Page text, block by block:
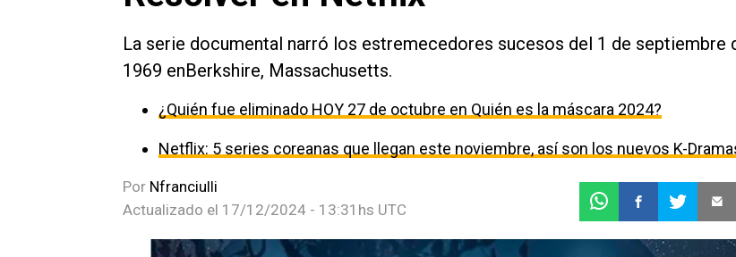
La serie documental narró los estremecedores sucesos del 1 de septiembre
1969 enBerkshire, Massachusetts.
¿Quién fue eliminado HOY 27 de octubre en Quién es la máscara 2024?
Netflix: 5 series coreanas que llegan este noviembre, así son los nuevos K-
Por Nfranciulli
Actualizado el 17/12/2024 - 13:31hs UTC